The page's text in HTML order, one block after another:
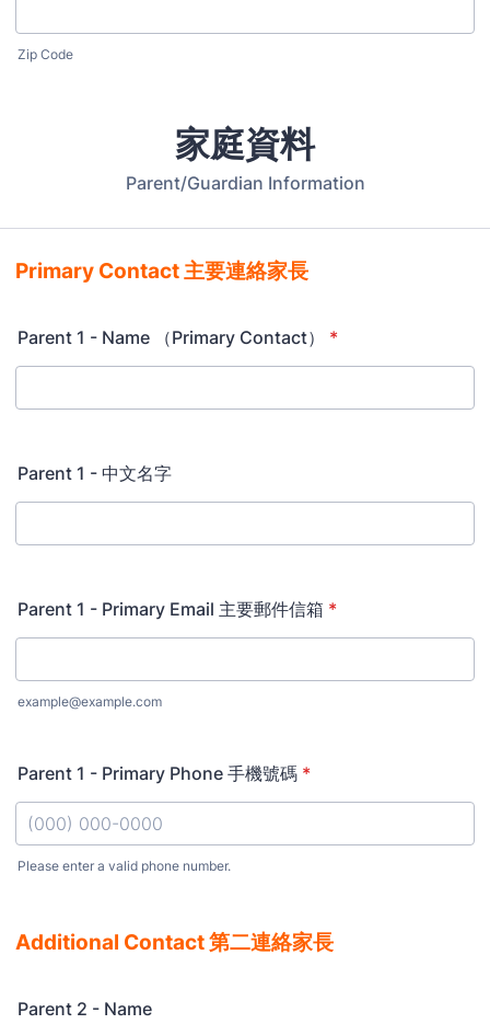
Zip Code
家庭資料
Parent/Guardian Information
Primary Contact 主要連絡家長
Parent 1 - Name （Primary Contact） *
Parent 1 - 中文名字
Parent 1 - Primary Email 主要郵件信箱 *
example@example.com
Parent 1 - Primary Phone 手機號碼 *
Please enter a valid phone number.
Additional Contact 第二連絡家長
Parent 2 - Name